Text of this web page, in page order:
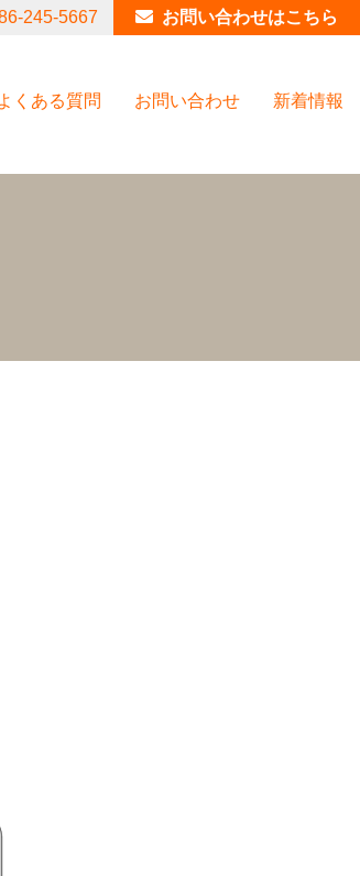
245-5667 お問い合わせはこちら
くある質問 お問い合わせ 新着情報